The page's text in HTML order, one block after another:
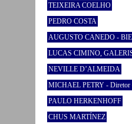
TEIXEIRA COELHO
PEDRO COSTA
AUGUSTO CANEDO -
LUCAS CIMINO,
NEVILLE D’ALMEIDA
MICHAEL PETRY - Diretor
PAULO HERKENHOFF
CHUS MARTÍNEZ